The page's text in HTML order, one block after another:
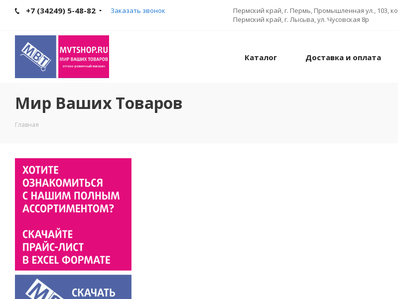
+7 (34249) 5-48-82 Заказать звонок
Пермский край, г. Пермь, Промышленная ул., 103,
Пермский край, г. Лысьва, ул. Чусовская 8р
Каталог Доставка и оплата
Мир Ваших Товаров
Главная